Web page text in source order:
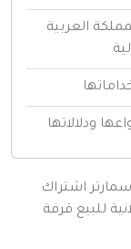
اشتراك
قرفة